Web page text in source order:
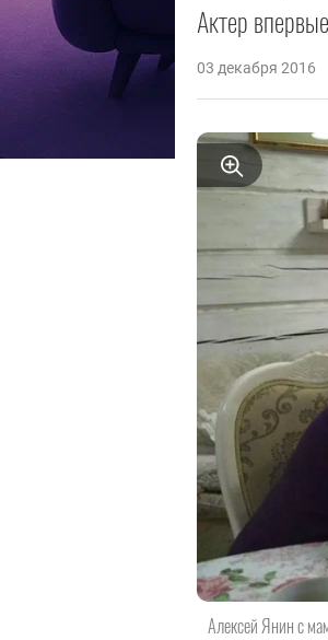
Актер
03 декабря 2016
Алексей Янин с